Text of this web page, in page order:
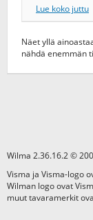
Lue koko juttu
Näet yllä
nähdä enemmän
Wilma 2.36.16.2 ©
Visma ja Visma-logo
Wilman logo ovat
muut tavaramerkit